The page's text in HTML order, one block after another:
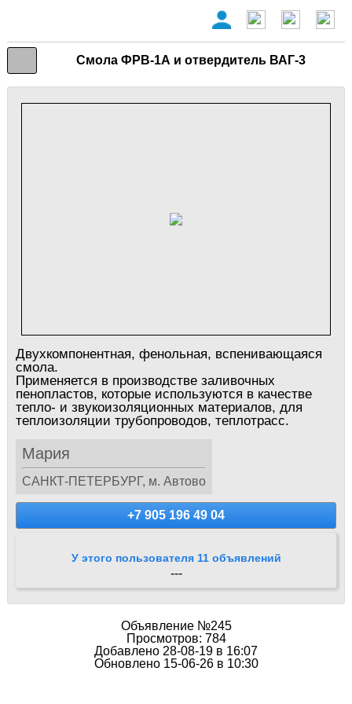
Смола ФРВ-1А и отвердитель ВАГ-3
Двухкомпонентная, фенольная, вспенивающаяся
смола.
Применяется в производстве заливочных
пенопластов, которые используются в качестве
тепло- и звукоизоляционных материалов, для
теплоизоляции трубопроводов, теплотрасс.
Мария
САНКТ-ПЕТЕРБУРГ, м. Автово
+7 905 196 49 04
У этого пользователя 11 объявлений
---
Объявление №245
Просмотров: 784
Добавлено 28-08-19 в 16:07
Обновлено 15-06-26 в 10:30